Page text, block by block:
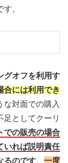
。
グオフを利用す
合には利用でき
な対面での購入
としてクーリ
での販売の場合
いれば説明責任
るのです。 一度